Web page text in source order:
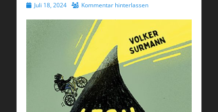
Veröffentlicht
Juli 18, 2024 Kommentar hinterlassen